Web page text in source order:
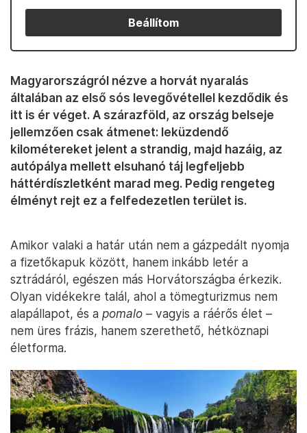
Beállítom
Magyarországról nézve a horvát nyaralás
általában az első sós levegővétellel kezdődik és
itt is ér véget. A szárazföld, az ország belseje
jellemzően csak átmenet: leküzdendő
kilométereket jelent a strandig, majd hazáig, az
autópálya mellett elsuhanó táj legfeljebb
háttérdíszletként marad meg. Pedig rengeteg
élményt rejt ez a felfedezetlen terület is.
Amikor valaki a határ után nem a gázpedált nyomja
a fizetőkapuk között, hanem inkább letér a
sztrádáról, egészen más Horvátországba érkezik.
Olyan vidékekre talál, ahol a tömegturizmus nem
alapállapot, és a pomalo – vagyis a ráérős élet –
nem üres frázis, hanem szerethető, hétköznapi
életforma.